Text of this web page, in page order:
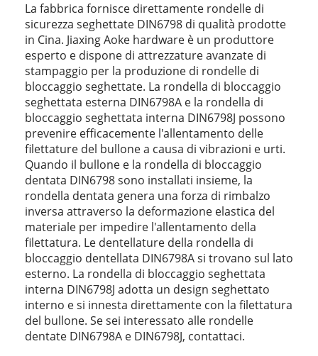
La fabbrica fornisce direttamente rondelle di
sicurezza seghettate DIN6798 di qualità prodotte
in Cina. Jiaxing Aoke hardware è un produttore
esperto e dispone di attrezzature avanzate di
stampaggio per la produzione di rondelle di
bloccaggio seghettate. La rondella di bloccaggio
seghettata esterna DIN6798A e la rondella di
bloccaggio seghettata interna DIN6798J possono
prevenire efficacemente l'allentamento delle
filettature del bullone a causa di vibrazioni e urti.
Quando il bullone e la rondella di bloccaggio
dentata DIN6798 sono installati insieme, la
rondella dentata genera una forza di rimbalzo
inversa attraverso la deformazione elastica del
materiale per impedire l'allentamento della
filettatura. Le dentellature della rondella di
bloccaggio dentellata DIN6798A si trovano sul lato
esterno. La rondella di bloccaggio seghettata
interna DIN6798J adotta un design seghettato
interno e si innesta direttamente con la filettatura
del bullone. Se sei interessato alle rondelle
dentate DIN6798A e DIN6798J, contattaci.